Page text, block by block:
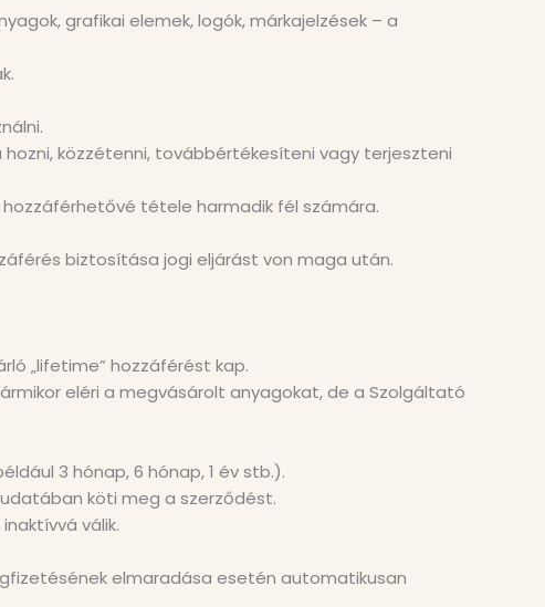
grafikai elemek, logók, márkajelzések – a
közzétenni, továbbértékesíteni vagy terjeszteni
tétele harmadik fél számára.
biztosítása jogi eljárást von maga után.
„lifetime” hozzáférést kap.
eléri a megvásárolt anyagokat, de a Szolgáltató
3 hónap, 6 hónap, 1 év stb.).
köti meg a szerződést.
válik.
elmaradása esetén automatikusan